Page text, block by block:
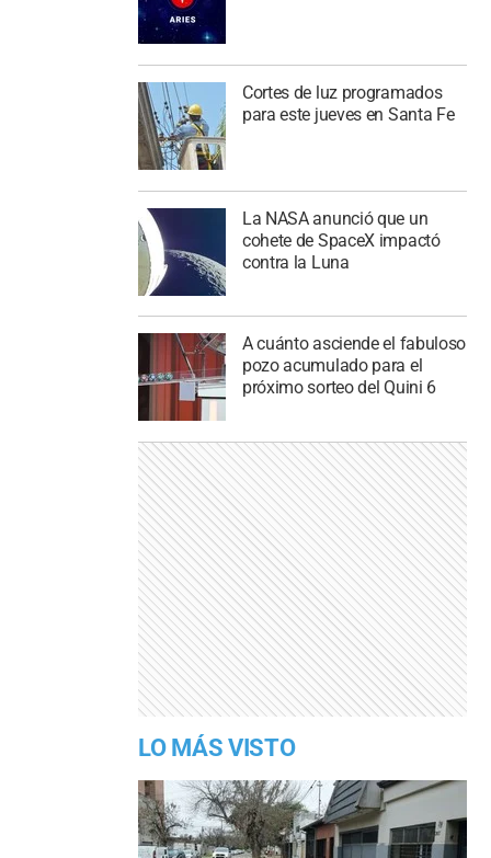
Cortes de luz programados
para este jueves en Santa Fe
La NASA anunció que un
cohete de SpaceX impactó
contra la Luna
A cuánto asciende el fabuloso
pozo acumulado para el
próximo sorteo del Quini 6
LO MÁS VISTO